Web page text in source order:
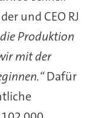
und CEO RJ
Produktion
mit der
Dafür